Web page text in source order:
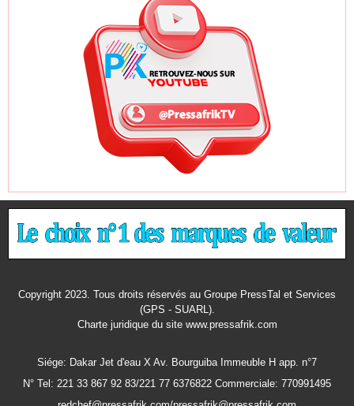
Copyright 2023. Tous droits réservés au Groupe PressTal et Services
(GPS - SUARL).
Charte juridiquedu site www.pressafrik.com
Siége: Dakar Jet d'eau X Av. Bourguiba Immeuble H app. n°7
N° Tel: 221 33 867 92 83/221 77 6376822 Commerciale: 770991495